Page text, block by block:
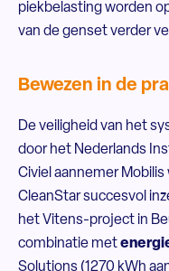
piekbelasting worden
van de genset verder
Bewezen in de
De veiligheid van het
door het Nederlands
Civiel aannemer
CleanStar succesvol
het Vitens-project in
combinatie met
Solutions (1270 kWh